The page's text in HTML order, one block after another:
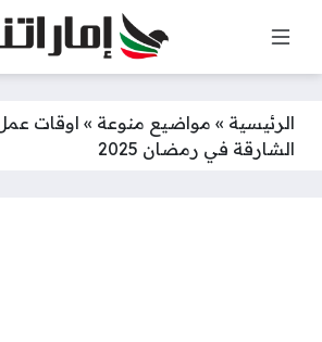
الرئيسية » مواضيع منوعة » اوقات
الشارقة في رمضان 2025